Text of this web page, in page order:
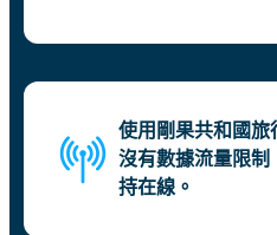
使用剛果共和國旅
沒有數據流量限制
持在線。